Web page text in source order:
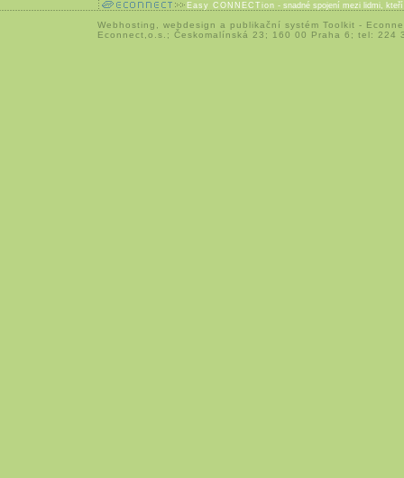
Easy CONNECTion - snadné spojení mezi lidmi,
Webhosting webdesign a publikační systém Toolkit -
Econnect,o.s.; Českomalínská 23; 160 00 Praha 6; tel: 224